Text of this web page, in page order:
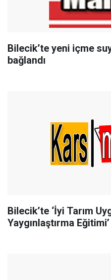
Bilecik’te yeni içme
bağlandı
Bilecik’te ‘İyi Tarım
Yaygınlaştırma